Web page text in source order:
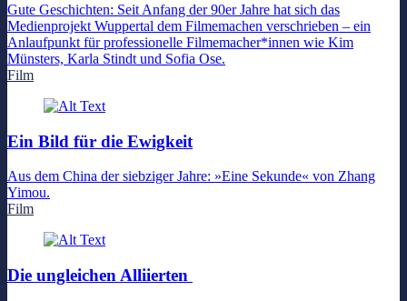
Gute Geschichten: Seit Anfang der 90er Jahre hat sich das
Medienprojekt Wuppertal dem Filmemachen verschrieben – ein
Anlaufpunkt für professionelle Filmemacher*innen wie Kim
Münsters, Karla Stindt und Sofia Ose.
Film
Ein Bild für die Ewigkeit
Aus dem China der siebziger Jahre: »Eine Sekunde« von Zhang
Yimou.
Film
Die ungleichen Alliierten